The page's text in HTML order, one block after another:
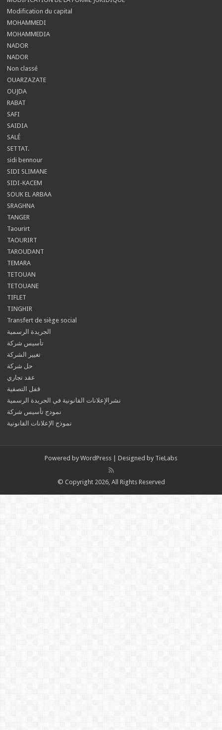
Modification du capital
MOHAMMEDI
MOHAMMEDIA
NADOR
NADOR
Non classé
OUARZAZATE
OUJDA
RABAT
SAFI
SAIDIA
SALÉ
SETTAT.
sidi bennour
SIDI SLIMANE
SIDI-KACEM
SOUK EL ARBAA
SRAGHNA
TANGER
Taourirt
TAOURIRT
TAROUDANT
TEMARA
TETOUAN
TETOUANE
TIFLET
TINGHIR
Transfert de siège social
الجريدة الرسمية
تأسيس شركة
تغيير الشركة
حل شركة
عقد تجاري
قفل التصفية
نشرالإعلانات القانونية في الجريدة الرسمية
نمودج تأسيس شركة
نموذج الإعلانات القانونية
Powered by WordPress | Designed by TieLabs
© Copyright 2026, All Rights Reserved